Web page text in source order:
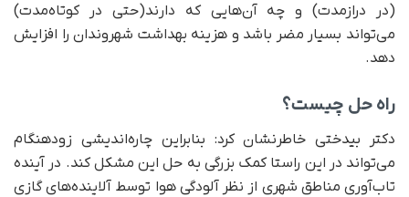
(در درازمدت) و چه آن‌هایی که دارند(حتی در کوتاه‌مدت)
می‌تواند بسیار مضر باشد و هزینه بهداشت شهروندان را افزایش
دهد.
راه حل چیست؟
دکتر بیدختی خاطرنشان کرد: بنابراین چاره‌اندیشی زودهنگام
می‌تواند در این راستا کمک بزرگی به حل این مشکل کند. در آینده
تاب‌آوری مناطق شهری از نظر آلودگی هوا توسط آلاینده‌های گازی